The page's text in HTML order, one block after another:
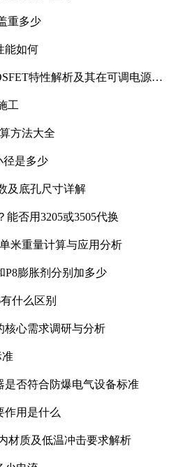
重多少
能如何
特性解析及其在可调电源设
工
方法大全
径是多少
及底孔尺寸详解
能否用3205或3505代换
米重量计算与应用分析
P8膨胀剂分别加多少
什么区别
核心需求调研与分析
准
是否符合防爆电气设备标准
作用是什么
材质及低温冲击要求解析